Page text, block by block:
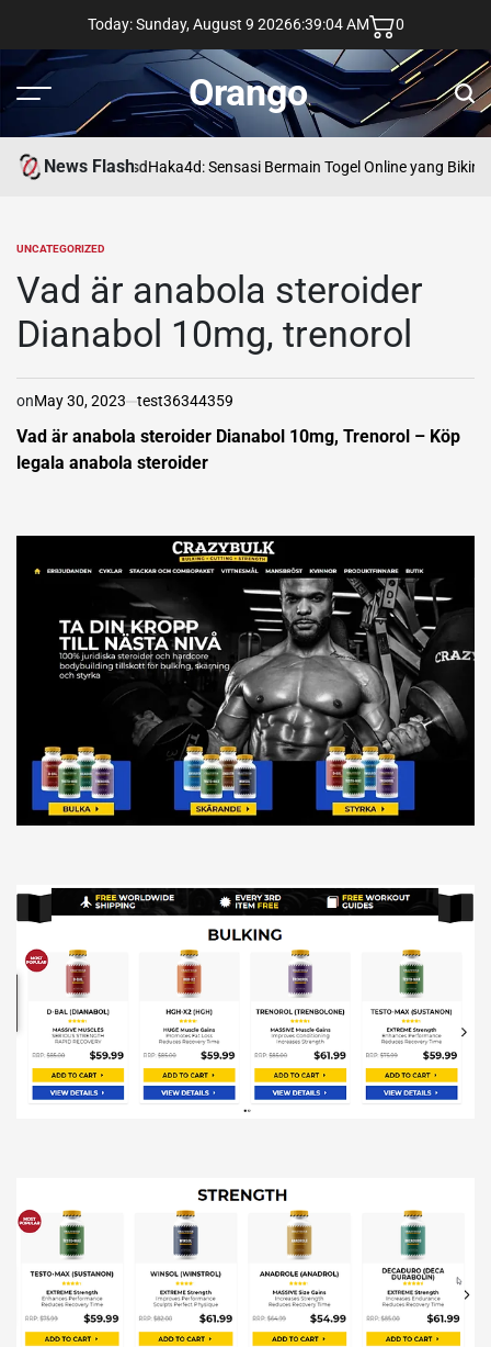
content
Today: Sunday, August 9 20266:39:05 AM 0
Menu Orango
News FlashasdHaka4d: Sensasi Bermain Togel Online yang Bikin
POSTED
UNCATEGORIZED
Vad är anabola steroider
Dianabol 10mg, trenorol
onMay 30, 2023 test36344359
Vad är anabola steroider Dianabol 10mg, Trenorol – Köp
legala anabola steroider